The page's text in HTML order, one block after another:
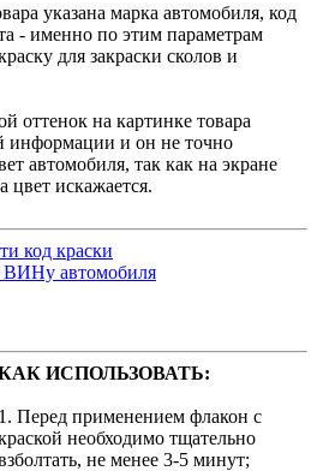
указана марка автомобиля, код
- именно по этим параметрам
для закраски сколов и
оттенок на картинке товара
информации и он не точно
автомобиля, так как на экране
цвет искажается.
код краски
автомобиля
ИСПОЛЬЗОВАТЬ:
1. Перед применением флакон с
необходимо тщательно
не менее 3-5 минут;